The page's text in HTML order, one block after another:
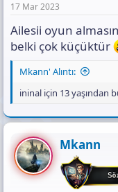
17 Mar 2023
Ailesii oyun
belki çok küçüktür
Mkann' Alıntı:
ininal için 13 yaşından
Mkann